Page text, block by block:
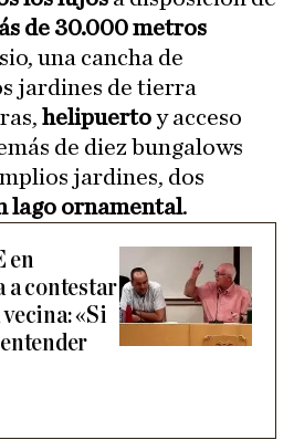
de 30.000 metros
una cancha de
jardines de tierra
helipuertoy acceso
de diez bungalows
jardines, dos
lago ornamental.
en
a contestar
«Si